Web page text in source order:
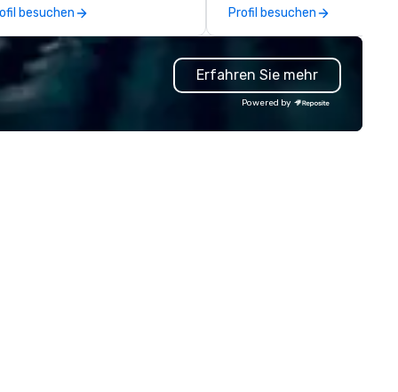
besuchen Profil besuchen
Erfahren Sie mehr
Powered by